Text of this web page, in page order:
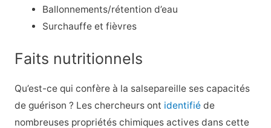
Ballonnements/rétention d’eau
Surchauffe et fièvres
Faits nutritionnels
Qu’est-ce qui confère à la salsepareille ses capacités
de guérison ? Les chercheurs ont identifiéde
nombreuses propriétés chimiques actives dans cette